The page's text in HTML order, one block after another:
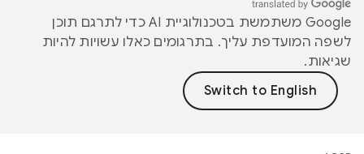
‫Google משתמשת בטכנולוגיית AI כדי לתרגם תוכן
לשפה המועדפת עליך. בתרגומים כאלו עשויות להיות
שגיאות.